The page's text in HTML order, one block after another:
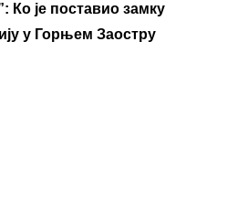
Ко је поставио замку
у Горњем Заостру